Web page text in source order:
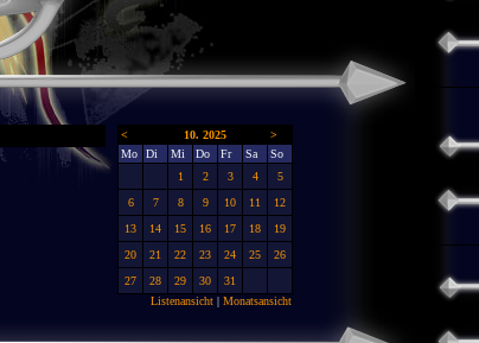
< 10. 2025
>
Mo
Di Mi Do Fr Sa
So
1
2 3 4
5
6
7 8 9 10 11
12
13
14 15 16 17 18
19
20
21 22 23 24 25
26
27
28 29 30
31
Listenansicht | Monatsansicht